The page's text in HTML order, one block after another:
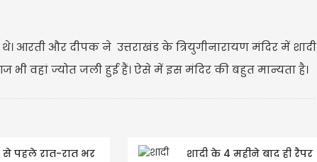
और दीपक ने उत्तराखंड के त्रियुगीनारायण मंदिर में शादी
भी वहां ज्योत जली हुई हैं। ऐसे में इस मंदिर की बहुत मान्यता है।
से पहले रात-रात भर
शादी के 4 महीने बाद ही रैपर